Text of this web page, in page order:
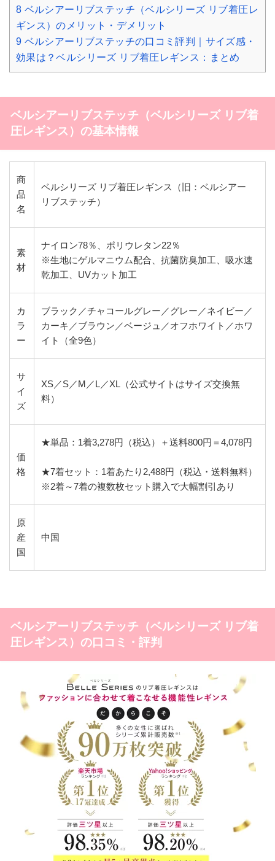
8 ベルシアーリブステッチ（ベルシリーズ リブ着圧レ
ギンス）のメリット・デメリット
9 ベルシアーリブステッチの口コミ評判｜サイズ感・
効果は？ベルシリーズ リブ着圧レギンス：まとめ
ベルシアーリブステッチ（ベルシリーズ リブ着
圧レギンス）の基本情報
商
品
名
ベルシリーズ リブ着圧レギンス（旧：ベルシアー
リブステッチ）
素
材
ナイロン78％、ポリウレタン22％
※生地にゲルマニウム配合、抗菌防臭加工、吸水速
乾加工、UVカット加工
カ
ラ
ー
ブラック／チャコールグレー／グレー／ネイビー／
カーキ／ブラウン／ベージュ／オフホワイト／ホワ
イト（全9色）
サ
イ
ズ
XS／S／M／L／XL（公式サイトはサイズ交換無
料）
価
格
★単品：1着3,278円（税込）＋送料800円＝4,078円
★7着セット：1着あたり2,488円（税込・送料無料）
※2着～7着の複数枚セット購入で大幅割引あり
原
産
国
中国
ベルシアーリブステッチ（ベルシリーズ リブ着
圧レギンス）の口コミ・評判